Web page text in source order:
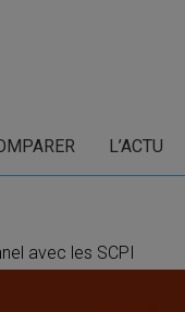
L’ACTU
avec les SCPI